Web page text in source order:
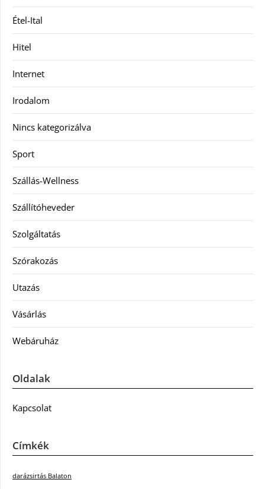
Étel-Ital
Hitel
Internet
Irodalom
Nincs kategorizálva
Sport
Szállás-Wellness
Szállítóheveder
Szolgáltatás
Szórakozás
Utazás
Vásárlás
Webáruház
Oldalak
Kapcsolat
Címkék
darázsirtás Balaton